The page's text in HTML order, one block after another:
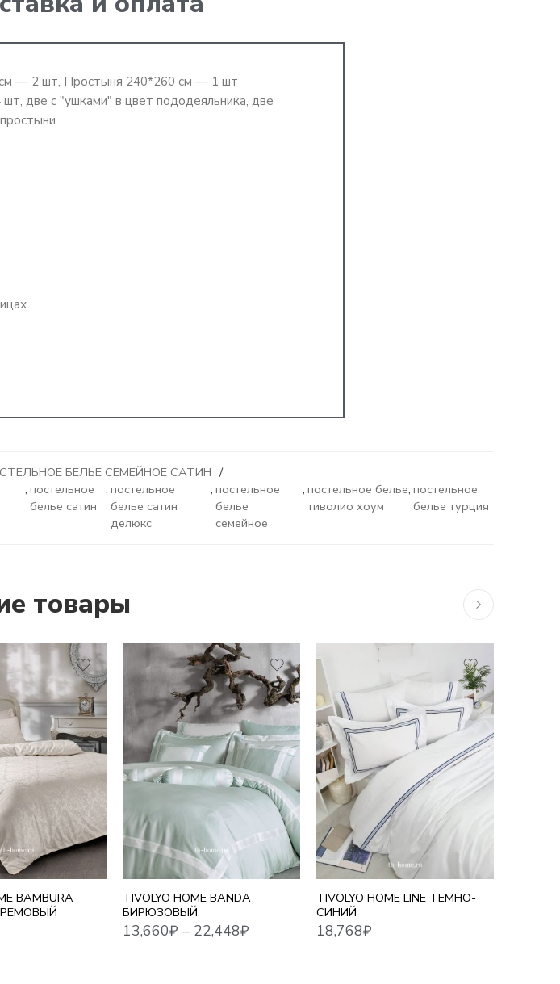
— 2 шт, Простыня 240*260 см — 1 шт
две с "ушками" в цвет пододеяльника, две
БЕЛЬЕ СЕМЕЙНОЕ САТИН
, постельное
белье сатин
, постельное
белье сатин
делюкс
, постельное
белье
семейное
, постельное белье
тиволио хоум
, постельное
белье турция
товары
BAMBURA
TIVOLYO HOME BANDA
БИРЮЗОВЫЙ
13,660 –22,448₽
1,5 СПАЛЬНЫЙ
ЕВРО MAXI
СЕМЕЙНЫЙ
TIVOLYO HOME LINE ТЕМНО-
СИНИЙ
18,768₽
ЕВРО
16,279